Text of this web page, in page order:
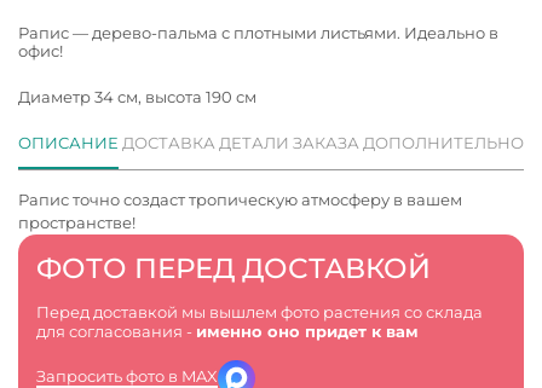
Рапис — дерево-пальма с плотными листьями. Идеально в
офис!
Диаметр 34 см, высота 190 см
ФОТО ПЕРЕД ДОСТАВКОЙ
Перед доставкой мы вышлем фото растения со склада
для согласования - именно оно придет к вам
Запросить фото в MAX
ОПИСАНИЕ ДОСТАВКА ДЕТАЛИ ЗАКАЗА ДОПОЛНИТЕЛЬНО
Рапис точно создаст тропическую атмосферу в вашем
пространстве!